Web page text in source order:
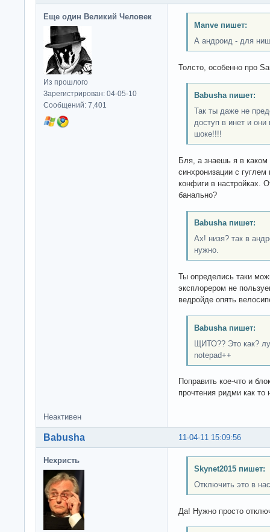
Еще один Великий Человек
Из прошлого
Зарегистрирован: 04-05-10
Сообщений: 7,401
Manve пишет:
А андроид - для
Толсто, особенно про
Babusha пишет:
Так ты даже не
доступ в инет и
шоке!!!!
Бля, а знаешь я в каком
синхронизации с
конфиги в настройках.
банально?
Babusha пишет:
Ах! низя? так в
нужно.
Ты определись таки
эксплорером не
ведройде опять
Babusha пишет:
ЩИТО?? Это как?
notepad++
Поправить кое-что и
прочтения ридми как то
Неактивен
11-04-11 15:09:56
Babusha
Нехристь
Skynet2015 пишет:
Отключить это в
Да! Нужно просто